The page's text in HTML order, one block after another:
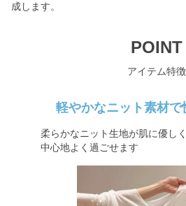
成します。
POINT
アイテム特徴
軽やかなニット素材で
柔らかなニット生地が肌に優し
中心地よく過ごせます